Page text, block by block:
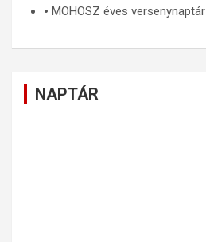
🞄 MOHOSZ éves versenynaptár
NAPTÁR